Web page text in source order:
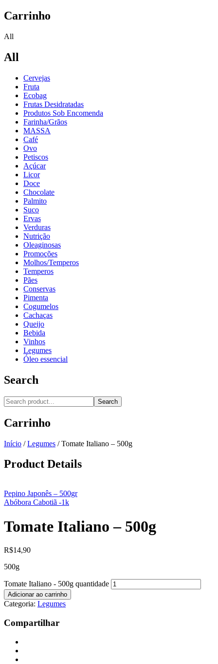
Carrinho
All
All
Cervejas
Fruta
Ecobag
Frutas Desidratadas
Produtos Sob Encomenda
Farinha/Grãos
MASSA
Café
Ovo
Petiscos
Açúcar
Licor
Doce
Chocolate
Palmito
Suco
Ervas
Verduras
Nutrição
Oleaginosas
Promoções
Molhos/Temperos
Temperos
Pães
Conservas
Pimenta
Cogumelos
Cachaças
Queijo
Bebida
Vinhos
Legumes
Óleo essencial
Search
Search
Carrinho
Início / Legumes /Tomate Italiano – 500g
Product Details
Pepino Japonês – 500gr
Abóbora Cabotiã -1k
Tomate Italiano – 500g
R$14,90
500g
Tomate Italiano - 500g quantidade
Adicionar ao carrinho
Categoria: Legumes
Compartilhar